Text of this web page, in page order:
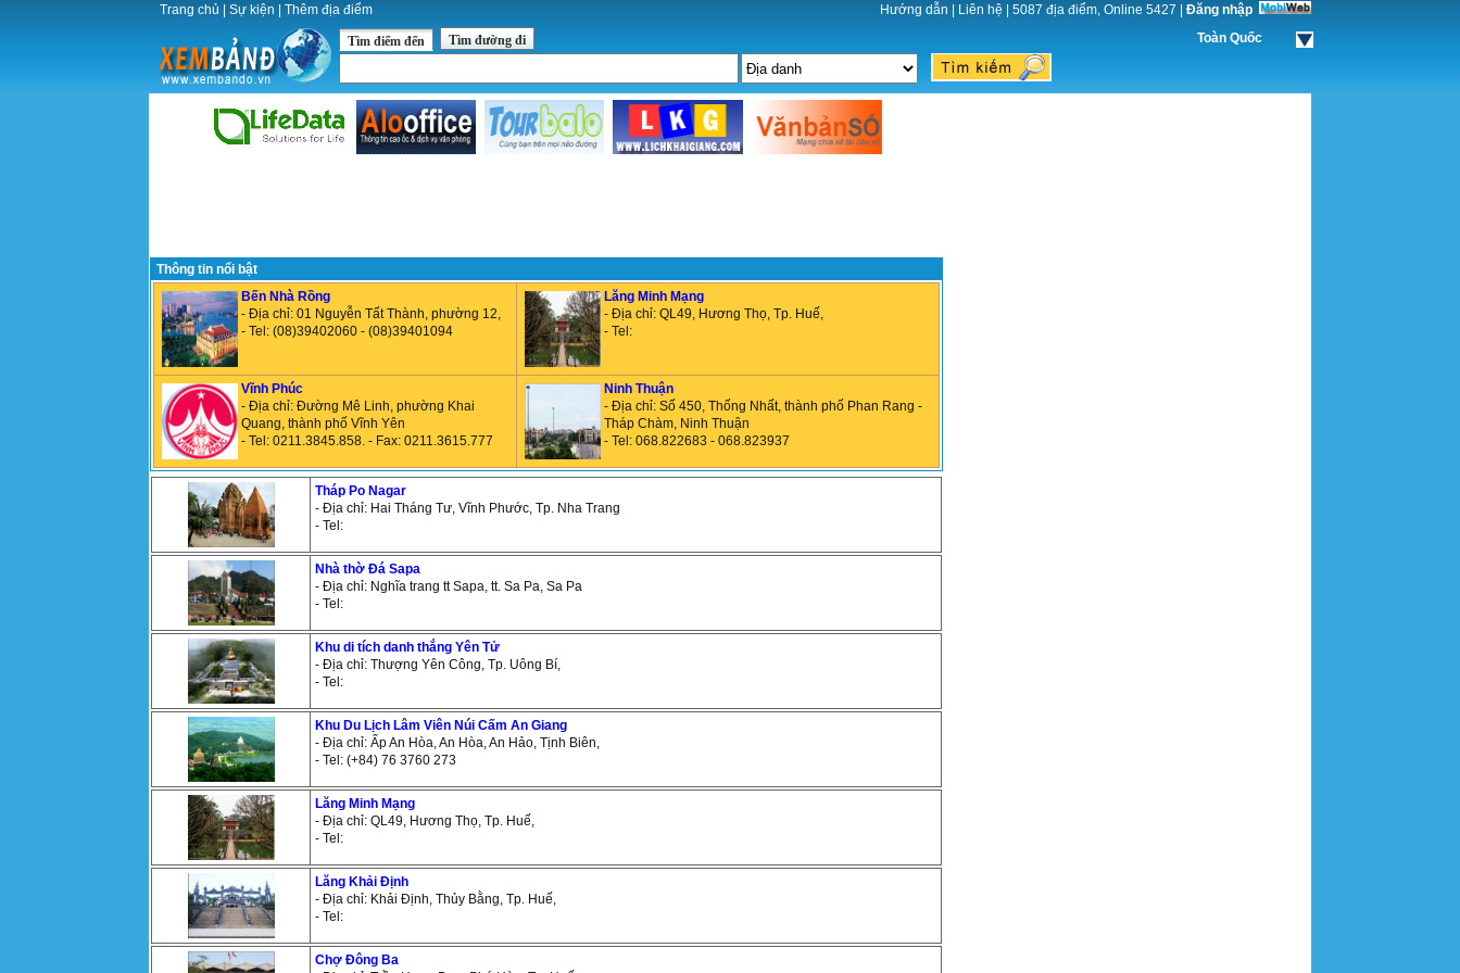
Trang chủ Sự kiện Thêm địa điểm Hướng dẫn Liên hệ 5087 địa điểm, Online 5427
Đăng nhập
Toàn Quốc
Tìm điểm đến Tìm đường đi
Thông tin nổi bật
Bến Nhà Rồng
- Địa chỉ: 01 Nguyễn Tất Thành, phường 12,
- Tel: (08)39402060 - (08)39401094
Lăng Minh Mạng
- Địa chỉ: QL49, Hương Thọ, Tp. Huế,
- Tel:
Vĩnh Phúc
- Địa chỉ: Đường Mê Linh, phường Khai
Quang, thành phố Vĩnh Yên
- Tel: 0211.3845.858. - Fax: 0211.3615.777
Ninh Thuận
- Địa chỉ: Số 450, Thống Nhất, thành phố Phan Rang -
Tháp Chàm, Ninh Thuận
- Tel: 068.822683 - 068.823937
Tháp Po Nagar
- Địa chỉ: Hai Tháng Tư, Vĩnh Phước, Tp. Nha Trang
- Tel:
Nhà thờ Đá Sapa
- Địa chỉ: Nghĩa trang tt Sapa, tt. Sa Pa, Sa Pa
- Tel:
Khu di tích danh thắng Yên Tử
- Địa chỉ: Thượng Yên Công, Tp. Uông Bí,
- Tel:
Khu Du Lịch Lâm Viên Núi Cấm An Giang
- Địa chỉ: Ấp An Hòa, An Hòa, An Hảo, Tịnh Biên,
- Tel: (+84) 76 3760 273
Lăng Minh Mạng
- Địa chỉ: QL49, Hương Thọ, Tp. Huế,
- Tel:
Lăng Khải Định
- Địa chỉ: Khải Định, Thủy Bằng, Tp. Huế,
- Tel:
Chợ Đông Ba